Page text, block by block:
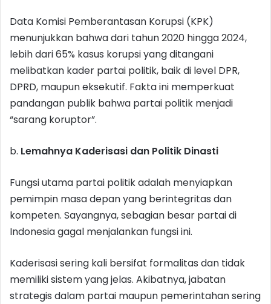
Data Komisi Pemberantasan Korupsi (KPK)
menunjukkan bahwa dari tahun 2020 hingga 2024,
lebih dari 65% kasus korupsi yang ditangani
melibatkan kader partai politik, baik di level DPR,
DPRD, maupun eksekutif. Fakta ini memperkuat
pandangan publik bahwa partai politik menjadi
“sarang koruptor”.
b. Lemahnya Kaderisasi dan Politik Dinasti
Fungsi utama partai politik adalah menyiapkan
pemimpin masa depan yang berintegritas dan
kompeten. Sayangnya, sebagian besar partai di
Indonesia gagal menjalankan fungsi ini.
Kaderisasi sering kali bersifat formalitas dan tidak
memiliki sistem yang jelas. Akibatnya, jabatan
strategis dalam partai maupun pemerintahan sering